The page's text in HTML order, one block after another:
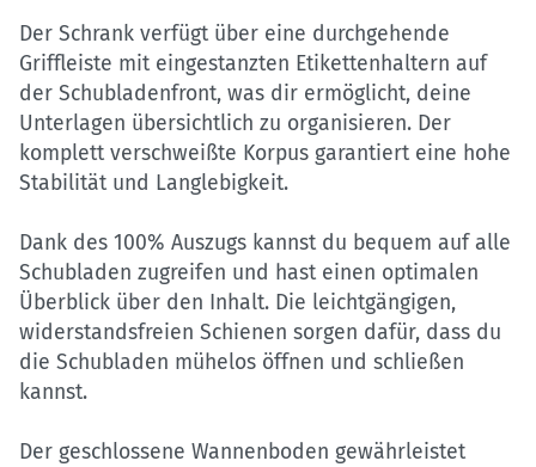
Der Schrank verfügt über eine durchgehende
Griffleiste mit eingestanzten Etikettenhaltern auf
der Schubladenfront, was dir ermöglicht, deine
Unterlagen übersichtlich zu organisieren. Der
komplett verschweißte Korpus garantiert eine hohe
Stabilität und Langlebigkeit.
Dank des 100% Auszugs kannst du bequem auf alle
Schubladen zugreifen und hast einen optimalen
Überblick über den Inhalt. Die leichtgängigen,
widerstandsfreien Schienen sorgen dafür, dass du
die Schubladen mühelos öffnen und schließen
kannst.
Der geschlossene Wannenboden gewährleistet